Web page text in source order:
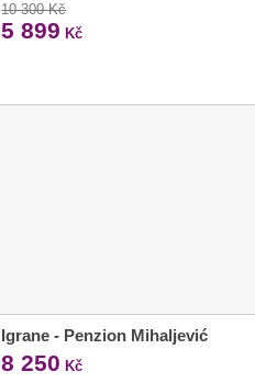
10 300 Kč
5 899 Kč
Igrane - Penzion Mihaljević
8 250 Kč